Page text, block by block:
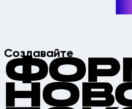
Создавайте